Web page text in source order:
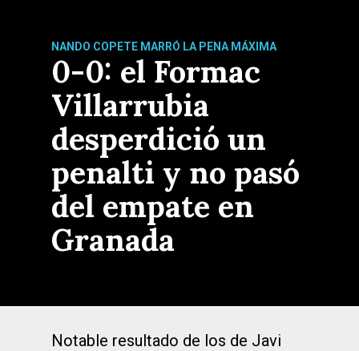
NANDO COPETE MARRÓ LA PENA MÁXIMA
0-0: el Formac
Villarrubia
desperdició un
penalti y no pasó
del empate en
Granada
Notable resultado de los de Javi